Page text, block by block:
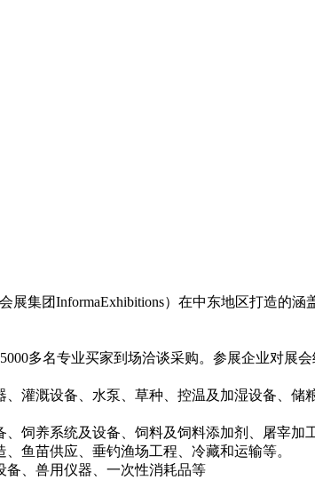
集团InformaExhibitions）在中东地区打造的
多名专业买家到场洽谈采购。参展企业对展
灌溉设备、水泵、草种、控温及加湿设备、
饲养系统及设备、饲料及饲料添加剂、屠宰加
鱼苗供应、垂钓渔场工程、冷藏和运输等。
备、兽用仪器、一次性消耗品等